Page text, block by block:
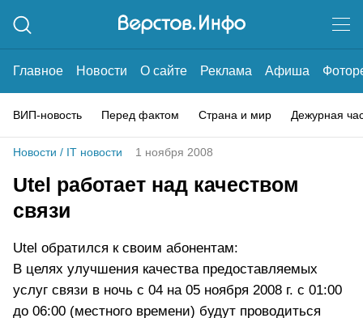
Главное Новости О сайте Реклама Афиша
ВИП-новость Перед фактом Страна и мир Дежурная
Новости / IT новости 1 ноября 2008
Utel работает над качеством
связи
Utel обратился к своим абонентам:
В целях улучшения качества предоставляемых
услуг связи в ночь с 04 на 05 ноября 2008 г. с 01:00
до 06:00 (местного времени) будут проводиться